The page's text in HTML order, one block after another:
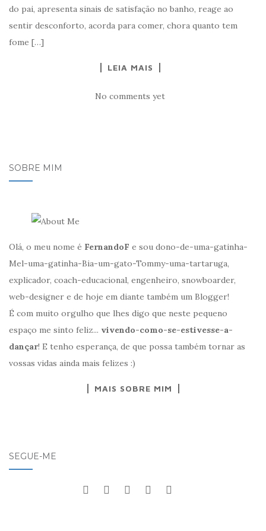
do pai, apresenta sinais de satisfação no banho, reage ao
sentir desconforto, acorda para comer, chora quanto tem
fome […]
LEIA MAIS
No comments yet
SOBRE MIM
Olá, o meu nome é FernandoF e sou dono-de-uma-gatinha-
Mel-uma-gatinha-Bia-um-gato-Tommy-uma-tartaruga,
explicador, coach-educacional, engenheiro, snowboarder,
web-designer e de hoje em diante também um Blogger!
É com muito orgulho que lhes digo que neste pequeno
espaço me sinto feliz... vivendo-como-se-estivesse-a-
dançar! E tenho esperança, de que possa também tornar as
vossas vidas ainda mais felizes :)
MAIS SOBRE MIM
SEGUE-ME